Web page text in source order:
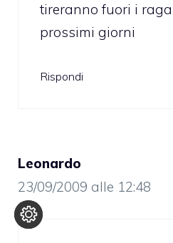
tireranno fuori i
prossimi giorni
Rispondi
Leonardo
23/09/2009 alle 12:48